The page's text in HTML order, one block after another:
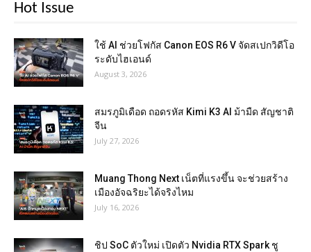
Hot Issue
ใช้ AI ช่วยโฟกัส Canon EOS R6 V จัดสเปกวิดีโอ
ระดับไฮเอนด์
August 3, 2026
สมรภูมิเดือด ถอดรหัส Kimi K3 AI ม้ามืด สัญชาติ
จีน
July 27, 2026
Muang Thong Next เน็ตที่แรงขึ้น จะช่วยสร้าง
เมืองอัจฉริยะได้จริงไหม
July 16, 2026
ชิป SoC ตัวใหม่ เปิดตัว Nvidia RTX Spark ชู